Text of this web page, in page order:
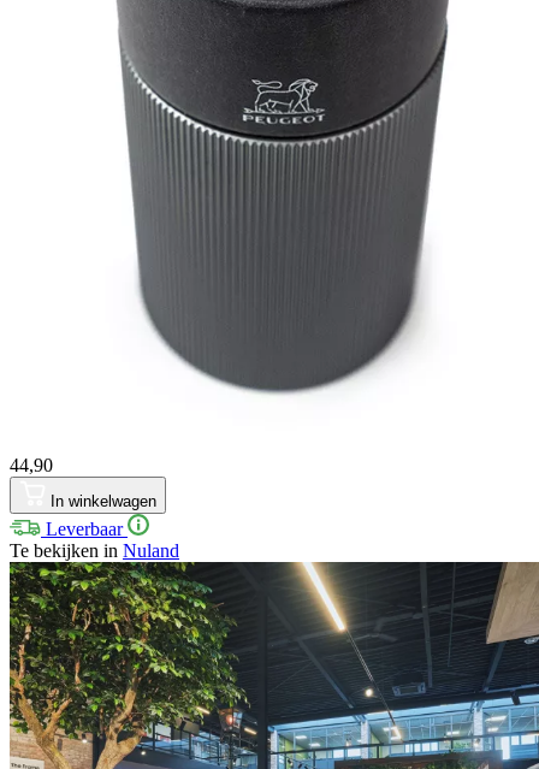
44,90
In winkelwagen
Leverbaar
Te bekijken in Nuland